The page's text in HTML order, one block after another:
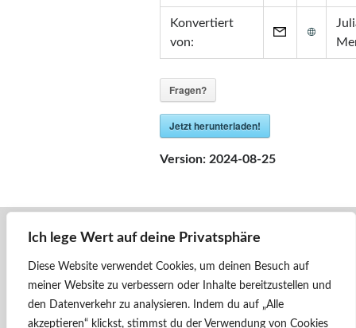
Ich lege Wert auf deine Privatsphäre
Diese Website verwendet Cookies, um deinen Besuch auf
meiner Website zu verbessern oder Inhalte bereitzustellen und
den Datenverkehr zu analysieren.
Indem du auf „Alle
akzeptieren“ klickst, stimmst du der Verwendung von Cookies
(GR750597413JM)
Konvertiert
von:
Fragen?
Jetzt herunterladen!
Version: 2024-08-25
« Zurück
1141.25 - ÖBB
1141 027 - ÖBB